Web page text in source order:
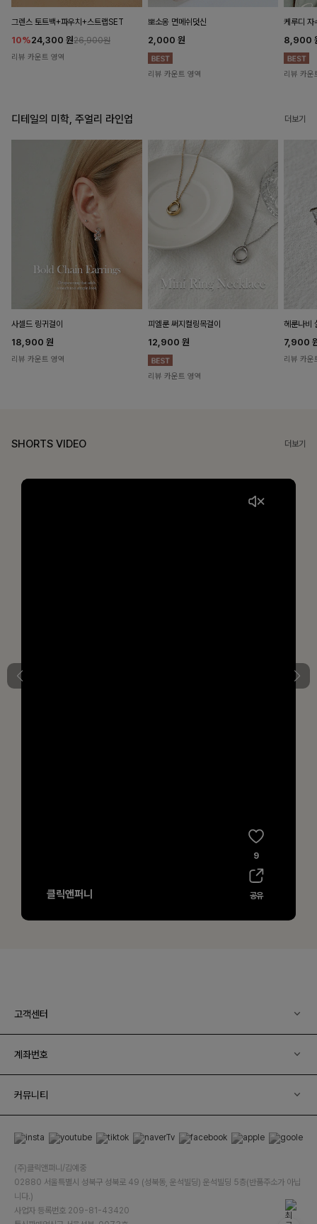
그렌스 토트백+파우치+스트랩SET
10%24,300 원26,900원
리뷰 카운트 영역
뽀소옹 면메쉬덧신
2,000 원
리뷰 카운트 영역
케루디 자
8,900
리뷰 카운
디테일의 미학, 주얼리 라인업 더보기
사셀드 링귀걸이
18,900 원
리뷰 카운트 영역
피엘룬 써지컬링목걸이
12,900 원
리뷰 카운트 영역
헤룬나비
7,900
리뷰 카운
SHORTS VIDEO 더보기
고객센터
계좌번호
커뮤니티
(주)클릭앤퍼니/김예중
02880 서울특별시 성북구 성북로 49 (성북동, 운석빌딩) 운석빌딩 5층(반품주소가 아닙
니다.)
사업자 등록번호 209-81-43420